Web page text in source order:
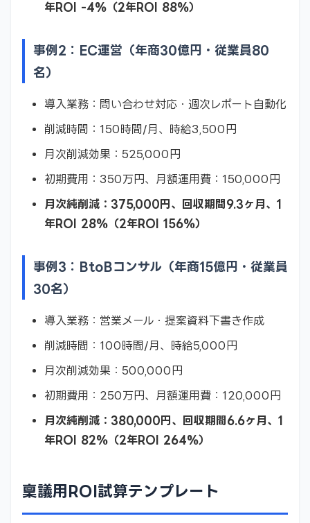
年ROI -4%（2年ROI 88%）
事例2：EC運営（年商30億円・従業員80
名）
導入業務：問い合わせ対応・週次レポート自動化
削減時間：150時間/月、時給3,500円
月次削減効果：525,000円
初期費用：350万円、月額運用費：150,000円
月次純削減：375,000円、回収期間9.3ヶ月、1
年ROI 28%（2年ROI 156%）
事例3：BtoBコンサル（年商15億円・従業員
30名）
導入業務：営業メール・提案資料下書き作成
削減時間：100時間/月、時給5,000円
月次削減効果：500,000円
初期費用：250万円、月額運用費：120,000円
月次純削減：380,000円、回収期間6.6ヶ月、1
年ROI 82%（2年ROI 264%）
稟議用ROI試算テンプレート